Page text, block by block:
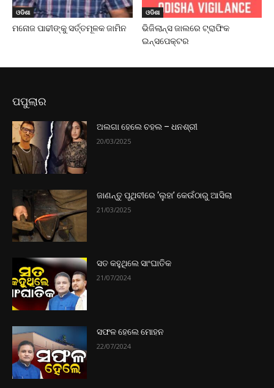
ଓଡିଶା
ମନୋଜ ପାଢୀଙ୍କୁ ସର୍ତ୍ତମୂଳକ ଜାମିନ
ଓଡିଶା
ଭିଜିଲାନ୍ସ ଜାଲରେ ଟ୍ରାଫିକ
ଇନ୍ସପେକ୍ଟର
ପପୁଲାର
ଅଲଗା ହେଲେ ଚହଲ – ଧନଶ୍ରୀ
20/03/2025
ଜାଣନ୍ତୁ ପୃଥିବୀରେ ‘ଲୁହା’ କେଉଁଠାରୁ ଆସିଲା
21/03/2025
ସତ କହୁଥିଲେ ସାଂଘାତିକ
21/07/2024
ସଫଳ ହେଲେ ମୋହନ
22/07/2024